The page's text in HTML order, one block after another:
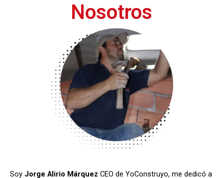
Nosotros
Soy Jorge Alirio Márquez CEO de YoConstruyo, me dedicó a